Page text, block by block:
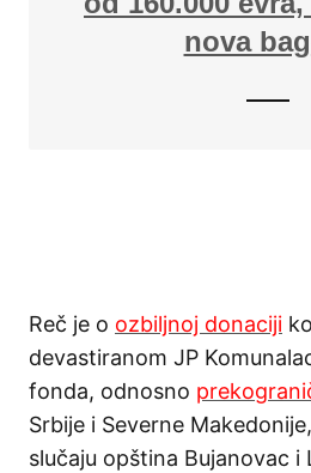
nova
Reč je o ozbiljnoj donaciji
devastiranom JP
fonda, odnosno
Srbije i Severne
slučaju opština Bujanovac i